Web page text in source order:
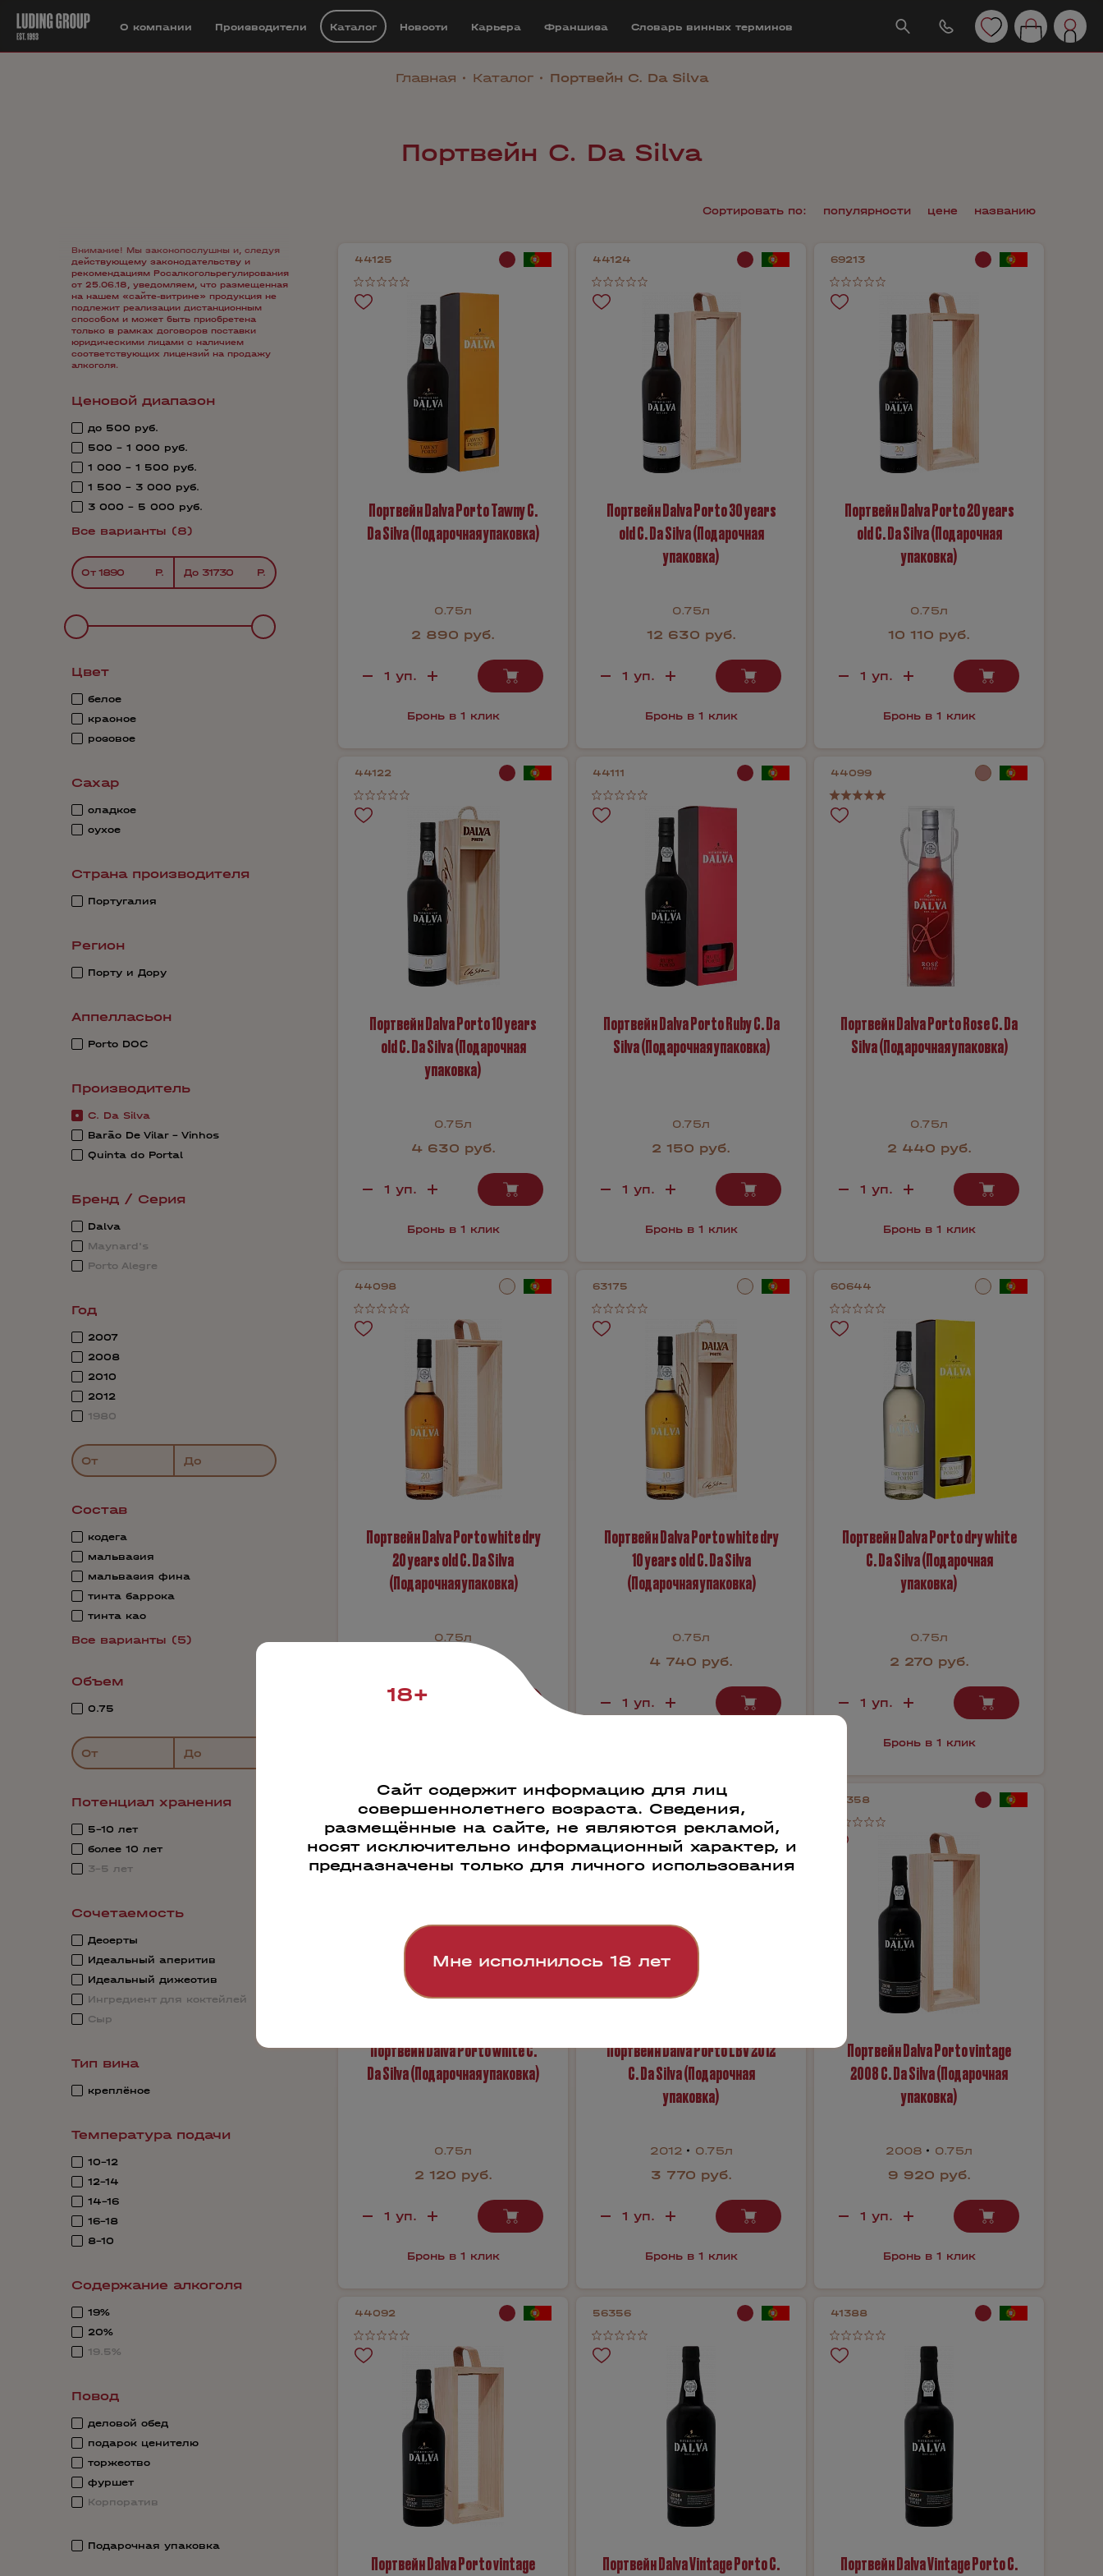
О компании Производители Каталог Новости Карьера Франшиза Cловарь винных терминов
Главная Каталог Портвейн C. Da Silva
Портвейн C. Da Silva
Внимание! Мы законопослушны и, следуя
действующему законодательству и
рекомендациям Росалкогольрегулирования
от 25.06.18, уведомляем, что размещенная
на нашем «сайте-витрине» продукция не
подлежит реализации дистанционным
способом и может быть приобретена
только в рамках договоров поставки
юридическими лицами с наличием
соответствующих лицензий на продажу
алкоголя.
Ценовой диапазон
до 500 руб.
500 - 1 000 руб.
1 000 - 1 500 руб.
1 500 - 3 000 руб.
3 000 - 5 000 руб.
Все варианты (8)
От До
Цвет
белое
красное
розовое
Сахар
сладкое
сухое
Страна производителя
Португалия
Регион
Порту и Дору
Аппелласьон
Porto DOC
Производитель
C. Da Silva
Barão De Vilar - Vinhos
Quinta do Portal
Бренд / Серия
Dalva
Maynard's
Porto Alegre
Год
2007
2008
2010
2012
1980
От До
Состав
кодега
мальвазия
мальвазия фина
тинта баррока
тинта као
Все варианты (5)
Объем
0.75
От До
Потенциал хранения
5-10 лет
более 10 лет
3-5 лет
Сочетаемость
Десерты
Идеальный аперитив
Идеальный дижестив
Ингредиент для коктейлей
Сыр
Тип вина
креплёное
Температура подачи
10-12
12-14
14-16
16-18
8-10
Содержание алкоголя
19%
20%
19.5%
Повод
деловой обед
подарок ценителю
торжество
фуршет
Корпоратив
Подарочная упаковка
Сортировать по: популярности цене названию
44125
Портвейн Dalva Porto Tawny C.
Da Silva (Подарочная упаковка)
0.75л
2 890 руб.
Бронь в 1 клик
44124
Портвейн Dalva Porto 30 years
old C. Da Silva (Подарочная
упаковка)
0.75л
12 630 руб.
Бронь в 1 клик
69213
Портвейн Dalva Porto 20 years
old C. Da Silva (Подарочная
упаковка)
0.75л
10 110 руб.
Бронь в 1 клик
44122
Портвейн Dalva Porto 10 years
old C. Da Silva (Подарочная
упаковка)
0.75л
4 630 руб.
Бронь в 1 клик
44111
Портвейн Dalva Porto Ruby C. Da
Silva (Подарочная упаковка)
0.75л
2 150 руб.
Бронь в 1 клик
44099
Портвейн Dalva Porto Rose C. Da
Silva (Подарочная упаковка)
0.75л
2 440 руб.
Бронь в 1 клик
44098
Портвейн Dalva Porto white dry
20 years old C. Da Silva
(Подарочная упаковка)
0.75л
63175
Портвейн Dalva Porto white dry
10 years old C. Da Silva
(Подарочная упаковка)
0.75л
4 740 руб.
60644
Портвейн Dalva Porto dry white
C. Da Silva (Подарочная
упаковка)
0.75л
2 270 руб.
Бронь в 1 клик
Портвейн Dalva Porto white C.
Da Silva (Подарочная упаковка)
0.75л
2 120 руб.
Бронь в 1 клик
44094
Портвейн Dalva Porto LBV 2012
C. Da Silva (Подарочная
упаковка)
2012 0.75л
3 770 руб.
Бронь в 1 клик
56358
Портвейн Dalva Porto vintage
2008 C. Da Silva (Подарочная
упаковка)
2008 0.75л
9 920 руб.
Бронь в 1 клик
44092
Портвейн Dalva Porto vintage
56356
Портвейн Dalva Vintage Porto C.
41388
Портвейн Dalva Vintage Porto C.
18+
Сайт содержит информацию для лиц
совершеннолетнего возраста. Сведения,
размещённые на сайте, не являются рекламой,
носят исключительно информационный характер, и
предназначены только для личного использования
Мне исполнилось 18 лет